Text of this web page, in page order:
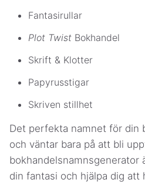
Fantasirullar
Plot Twist Bokhandel
Skrift & Klotter
Papyrusstigar
Skriven stillhet
Det perfekta namnet för din
och väntar bara på att bli
bokhandelsnamnsgenerator
din fantasi och hjälpa dig att